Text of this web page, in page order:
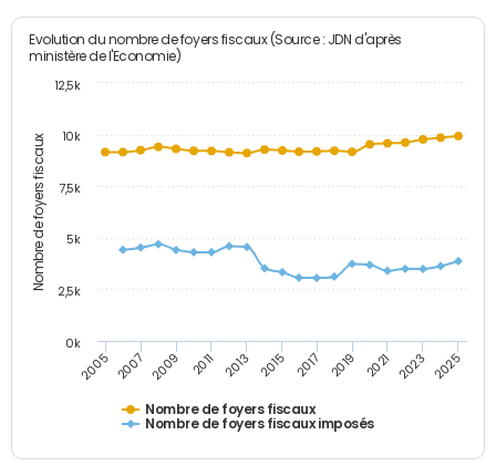
Nombre de foyers fiscaux
Evolution du nombre de foyers fiscaux (Source : JDN d'après
ministère de l'Economie)
Nombre de foyers fiscaux
Nombre de foyers fiscaux imposés
2005 2007 2009 2011 2013 2015 2017 2019 2021 2023 2025
0k
2,5k
5k
7,5k
10k
12,5k